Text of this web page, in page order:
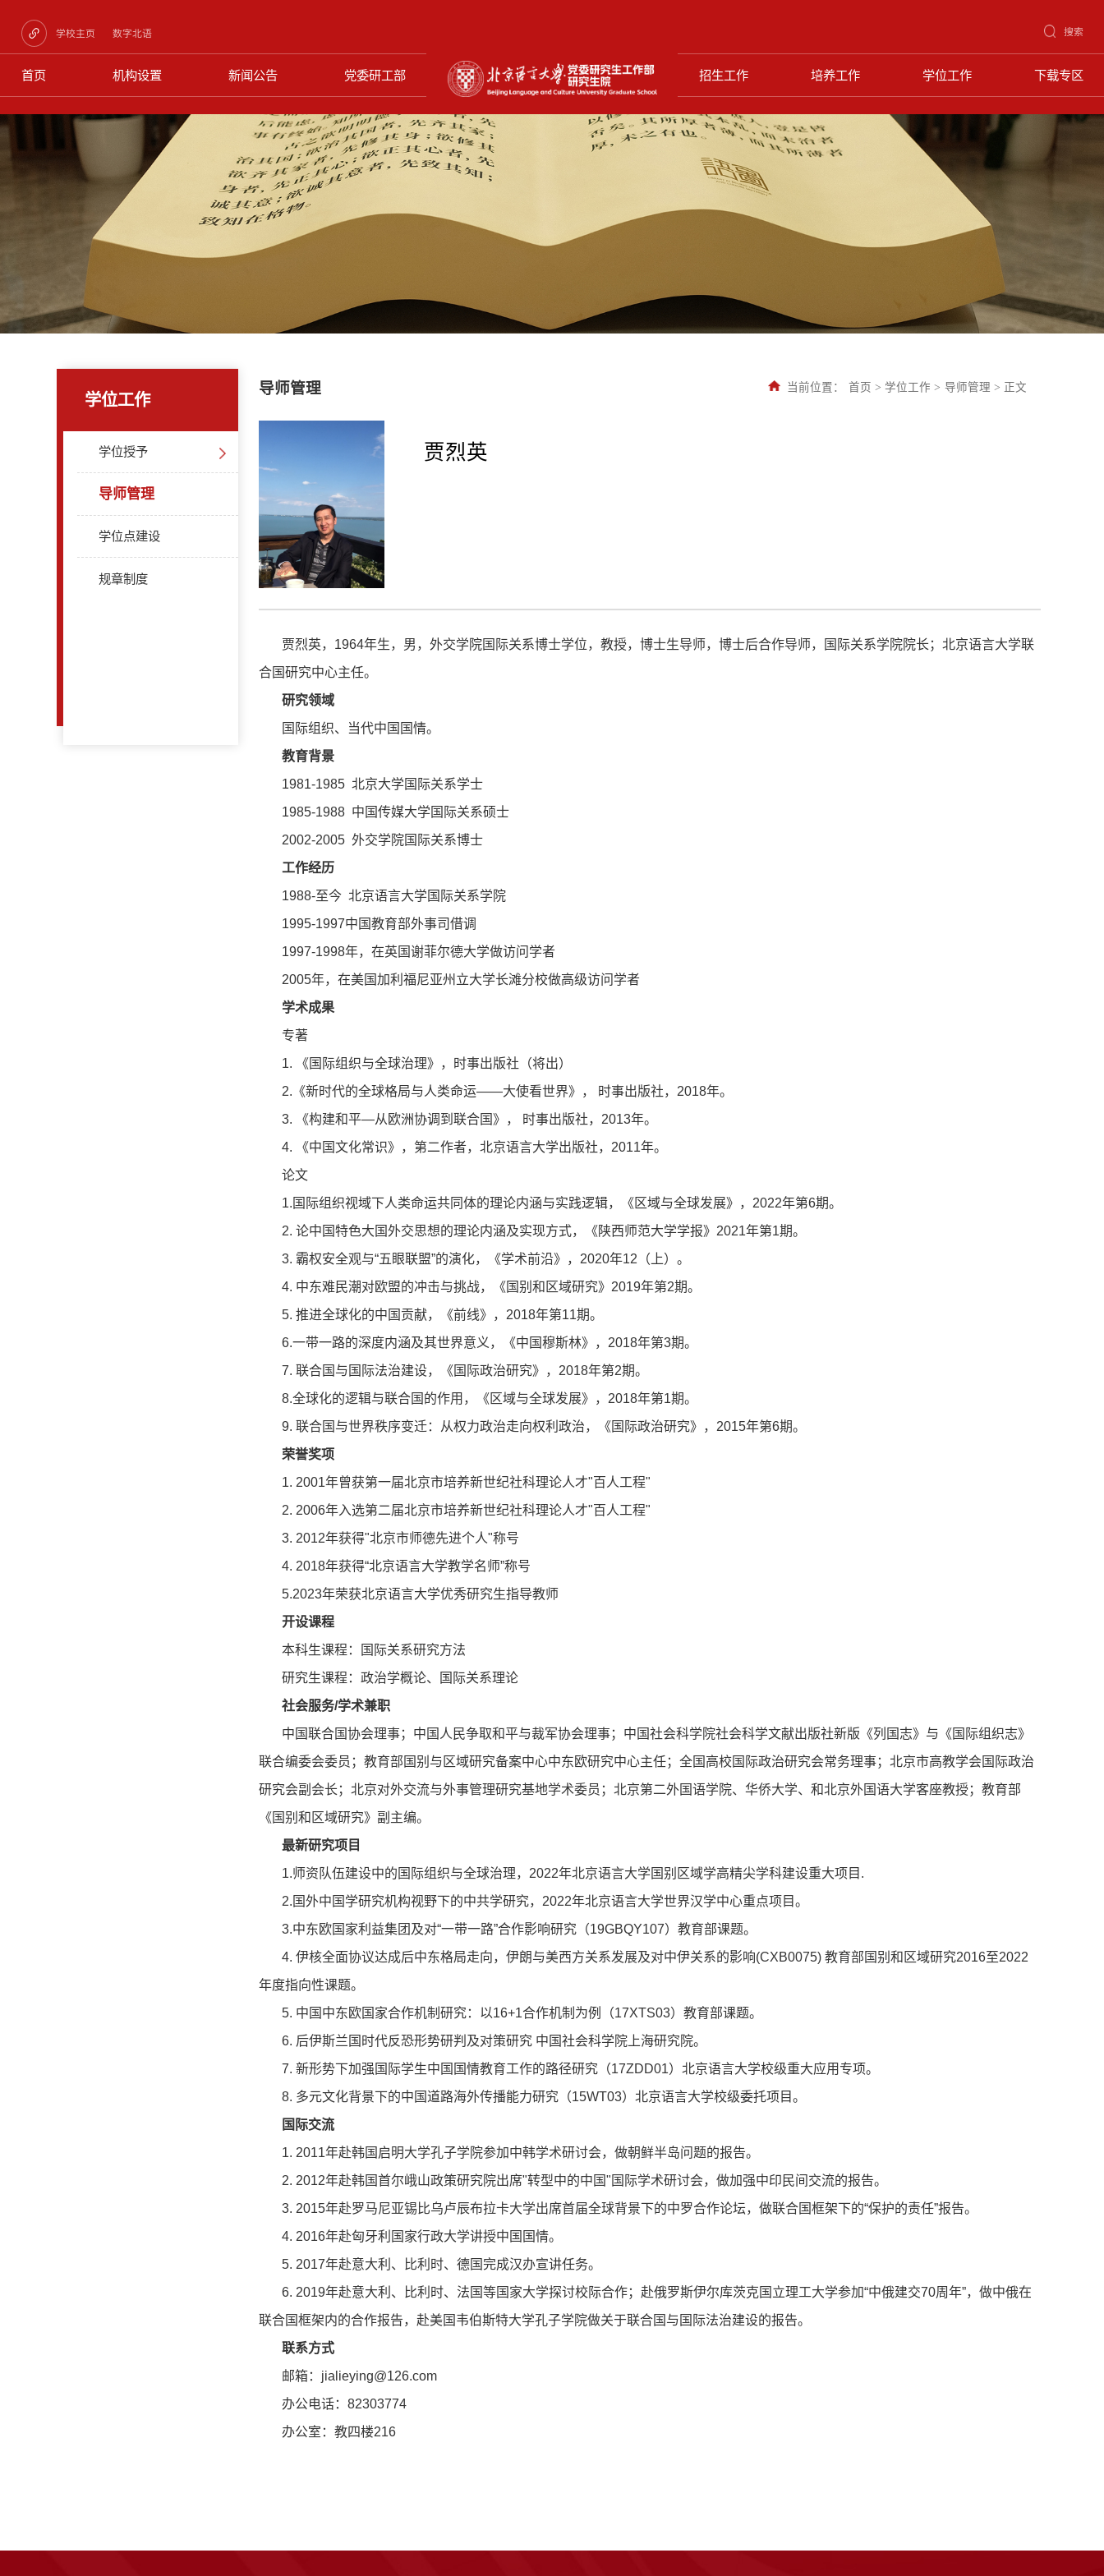
学校主页 数字北语
首页 机构设置 新闻公告 党委研工部
搜索
招生工作 培养工作 学位工作 下载专区
学位工作
学位授予
导师管理
学位点建设
规章制度
导师管理 当前位置： 首页 > 学位工作 > 导师管理 > 正文
贾烈英
贾烈英， 1964年生，男，外交学院国际关系博士学位，教授，博士生导师，博士后合作导师，国际关系学院院长；北京语言大学联
合国研究中心主任。
研究领域
国际组织、当代中国国情。
教育背景
1981-1985 北京大学国际关系学士
1985-1988 中国传媒大学国际关系硕士
2002-2005 外交学院国际关系博士
工作经历
1988-至今 北京语言大学国际关系学院
1995-1997中国教育部外事司借调
1997-1998年，在英国谢菲尔德大学做访问学者
2005年，在美国加利福尼亚州立大学长滩分校做高级访问学者
学术成果
专著
1.
《国际组织与全球治理》，时事出版社（将出）
2. 《新时代的全球格局与人类命运——大使看世界》， 时事出版社， 2018年。
3.
《构建和平—从欧洲协调到联合国》， 时事出版社， 2013年。
4.
《中国文化常识》，第二作者，北京语言大学出版社， 2011年。
论文
1. 国际组织视域下人类命运共同体的理论内涵与实践逻辑，《区域与全球发展》， 2022年第6期。
2. 论中国特色大国外交思想的理论内涵及实现方式，《陕西师范大学学报》 2021年第1期。
3. 霸权安全观与“五眼联盟”的演化，《学术前沿》， 2020年12 （上）。
4. 中东难民潮对欧盟的冲击与挑战，《国别和区域研究》 2019年第2期。
5. 推进全球化的中国贡献，《前线》， 2018年第11期。
6.一带一路的深度内涵及其世界意义，《中国穆斯林》， 2018年第3期。
7. 联合国与国际法治建设，《国际政治研究》， 2018年第2期。
8.全球化的逻辑与联合国的作用，《区域与全球发展》， 2018年第1期。
9. 联合国与世界秩序变迁：从权力政治走向权利政治，《国际政治研究》， 2015年第6期。
荣誉奖项
1. 2001年曾获第一届北京市培养新世纪社科理论人才"百人工程"
2. 2006年入选第二届北京市培养新世纪社科理论人才"百人工程"
3. 2012年获得"北京市师德先进个人"称号
4. 2018年获得“北京语言大学教学名师”称号
5.2023年荣获北京语言大学优秀研究生指导教师
开设课程
本科生课程：国际关系研究方法
研究生课程：政治学概论、国际关系理论
社会服务/学术兼职
中国联合国协会理事；中国人民争取和平与裁军协会理事；中国社会科学院社会科学文献出版社新版《列国志》与《国际组织志》
联合编委会委员；教育部国别与区域研究备案中心中东欧研究中心主任；全国高校国际政治研究会常务理事；北京市高教学会国际政治
研究会副会长；北京对外交流与外事管理研究基地学术委员；北京第二外国语学院、华侨大学、和北京外国语大学客座教授；教育部
《国别和区域研究》副主编。
最新研究项目
1.师资队伍建设中的国际组织与全球治理， 2022年北京语言大学国别区域学高精尖学科建设重大项目 .
2. 国外中国学研究机构视野下的中共学研究， 2022年北京语言大学世界汉学中心重点项目。
3.中东欧国家利益集团及对“一带一路”合作影响研究（19GBQY107）教育部课题。
4. 伊核全面协议达成后中东格局走向，伊朗与美西方关系发展及对中伊关系的影响(CXB0075) 教育部国别和区域研究2016至2022
年度指向性课题。
5. 中国中东欧国家合作机制研究：以16+1合作机制为例（17XTS03）教育部课题。
6. 后伊斯兰国时代反恐形势研判及对策研究 中国社会科学院上海研究院。
7. 新形势下加强国际学生中国国情教育工作的路径研究（17ZDD01）北京语言大学校级重大应用专项。
8. 多元文化背景下的中国道路海外传播能力研究（15WT03）北京语言大学校级委托项目。
国际交流
1. 2011年赴韩国启明大学孔子学院参加中韩学术研讨会，做朝鲜半岛问题的报告。
2. 2012年赴韩国首尔峨山政策研究院出席"转型中的中国" 国际学术研讨会，做加强中印民间交流的报告。
3. 2015年赴罗马尼亚锡比乌卢辰布拉卡大学出席首届全球背景下的中罗合作论坛，做联合国框架下的“保护的责任”报告。
4. 2016年赴匈牙利国家行政大学讲授中国国情。
5. 2017年赴意大利、比利时、德国完成汉办宣讲任务。
6. 2019年赴意大利、比利时、法国等国家大学探讨校际合作；赴俄罗斯伊尔库茨克国立理工大学参加“中俄建交70周年”，做中俄在
联合国框架内的合作报告，赴美国韦伯斯特大学孔子学院做关于联合国与国际法治建设的报告。
联系方式
邮箱： jialieying@126.com
办公电话： 82303774
办公室：教四楼216